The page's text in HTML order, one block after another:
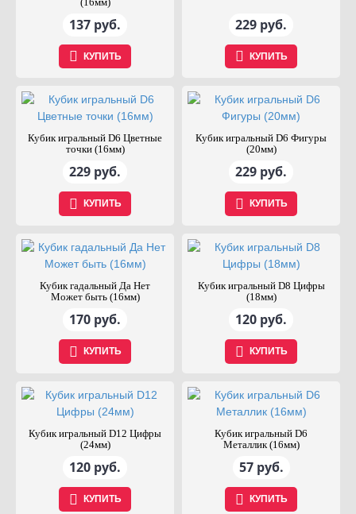
137 руб.
КУПИТЬ
229 руб.
КУПИТЬ
Кубик игральный D6 Цветные
точки (16мм)
229 руб.
КУПИТЬ
Кубик игральный D6 Фигуры
(20мм)
229 руб.
КУПИТЬ
Кубик гадальный Да Нет
Может быть (16мм)
170 руб.
КУПИТЬ
Кубик игральный D8 Цифры
(18мм)
120 руб.
КУПИТЬ
Кубик игральный D12 Цифры
(24мм)
120 руб.
КУПИТЬ
Кубик игральный D6
Металлик (16мм)
57 руб.
КУПИТЬ